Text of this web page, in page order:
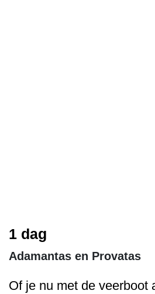
1 dag
Adamantas en Provatas
Of je nu met de veerboot